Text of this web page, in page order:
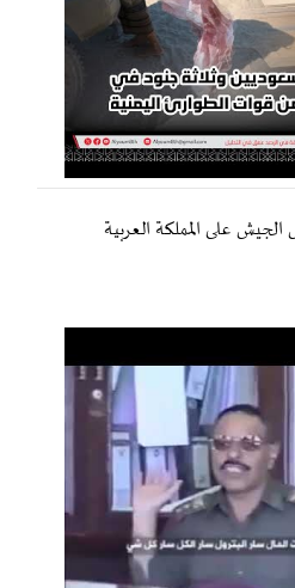
على المملكة العربية